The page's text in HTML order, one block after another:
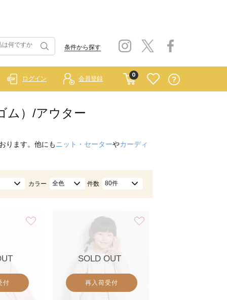
条件から探す
0
ログイン 会員登録
ム）/アウター
ります。他にも ニット・セーターやカーディ
カラー 全色 件数 80件
付
SOLD OUT
再入荷受付